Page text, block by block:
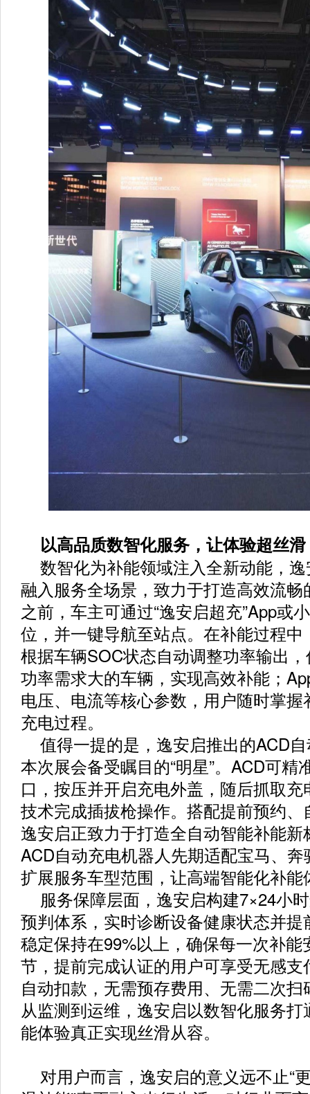
以高品质数智化服务，让体验超丝滑
数智化为补能领域注入全新动能，
融入服务全场景，致力于打造高效流
之前，车主可通过“逸安启超充”App或
位，并一键导航至站点。在补能过程
根据车辆SOC状态自动调整功率输出
功率需求大的车辆，实现高效补能；
电压、电流等核心参数，用户随时掌
充电过程。
值得一提的是，逸安启推出的ACD
本次展会备受瞩目的“明星”。ACD可精
口，按压并开启充电外盖，随后抓取
技术完成插拔枪操作。搭配提前预约
逸安启正致力于打造全自动智能补能
ACD自动充电机器人先期适配宝马、
扩展服务车型范围，让高端智能化补
服务保障层面，逸安启构建7×24小
预判体系，实时诊断设备健康状态并
稳定保持在99%以上，确保每一次补
节，提前完成认证的用户可享受无感
自动扣款，无需预存费用、无需二次
从监测到运维，逸安启以数智化服务
能体验真正实现丝滑从容。
对用户而言，逸安启的意义远不止“